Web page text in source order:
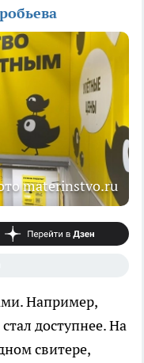
materinstvo.ru
Например,
доступнее. На
свитере,